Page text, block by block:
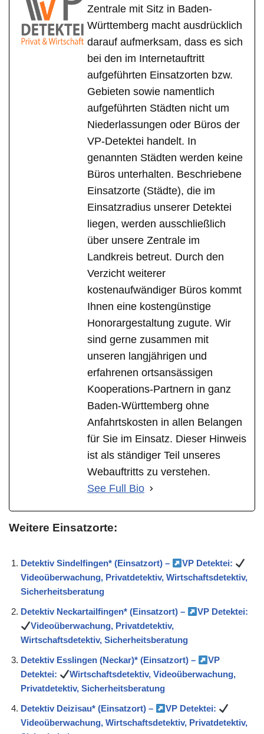
Zentrale mit Sitz in Baden-
Württemberg macht ausdrücklich
darauf aufmerksam, dass es sich
bei den im Internetauftritt
aufgeführten Einsatzorten bzw.
Gebieten sowie namentlich
aufgeführten Städten nicht um
Niederlassungen oder Büros der
VP-Detektei handelt. In
genannten Städten werden keine
Büros unterhalten. Beschriebene
Einsatzorte (Städte), die im
Einsatzradius unserer Detektei
liegen, werden ausschließlich
über unsere Zentrale im
Landkreis betreut. Durch den
Verzicht weiterer
kostenaufwändiger Büros kommt
Ihnen eine kostengünstige
Honorargestaltung zugute. Wir
sind gerne zusammen mit
unseren langjährigen und
erfahrenen ortsansässigen
Kooperations-Partnern in ganz
Baden-Württemberg ohne
Anfahrtskosten in allen Belangen
für Sie im Einsatz. Dieser Hinweis
ist als ständiger Teil unseres
Webauftritts zu verstehen.
See Full Bio
Weitere Einsatzorte:
Detektiv Sindelfingen* (Einsatzort) –
VP Detektei:
Videoüberwachung, Privatdetektiv, Wirtschaftsdetektiv,
Sicherheitsberatung
Detektiv Neckartailfingen* (Einsatzort) –
VP Detektei:
Videoüberwachung, Privatdetektiv,
Wirtschaftsdetektiv, Sicherheitsberatung
Detektiv Esslingen (Neckar)* (Einsatzort) –
VP
Detektei:
Wirtschaftsdetektiv, Videoüberwachung,
Privatdetektiv, Sicherheitsberatung
Detektiv Deizisau* (Einsatzort) –
VP Detektei:
Videoüberwachung, Wirtschaftsdetektiv, Privatdetektiv,